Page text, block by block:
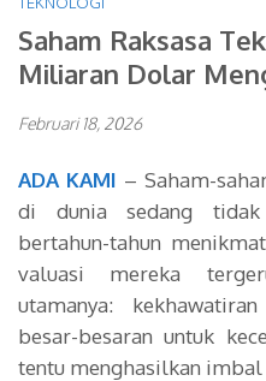
Saham Raksasa
Miliaran Dolar
Februari 18, 2026
ADA KAMI – Saham-
di dunia sedang
bertahun-tahun
valuasi mereka
utamanya:
besar-besaran untuk
tentu menghasilkan imbal